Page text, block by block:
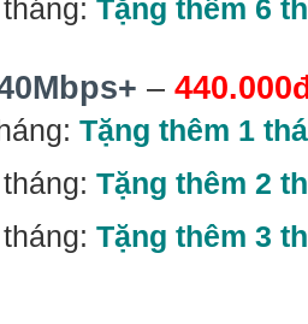
Tặng thêm 6
–
Tặng thêm 1
Tặng thêm 2
Tặng thêm 3